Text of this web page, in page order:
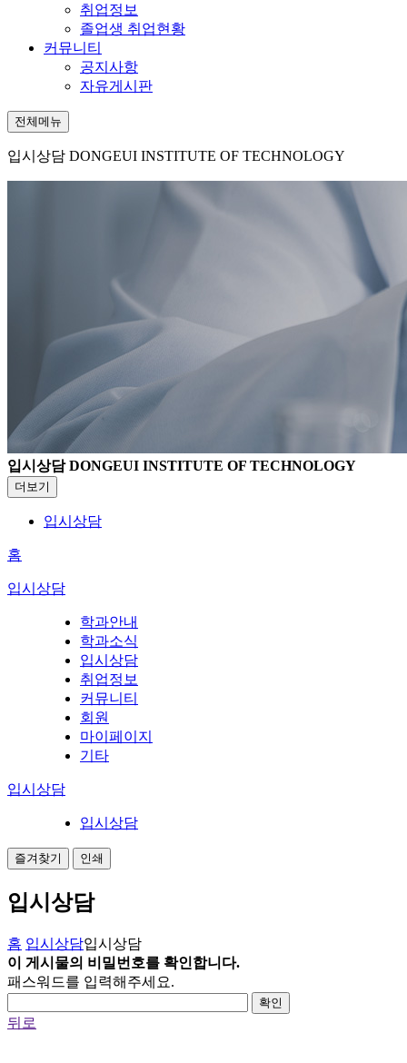
취업정보
졸업생 취업현황
커뮤니티
공지사항
자유게시판
전체메뉴
입시상담 DONGEUI INSTITUTE OF TECHNOLOGY
입시상담DONGEUI INSTITUTE OF TECHNOLOGY
더보기
입시상담
홈
입시상담
학과안내
학과소식
입시상담
취업정보
커뮤니티
회원
마이페이지
기타
입시상담
입시상담
즐겨찾기 인쇄
입시상담
홈 입시상담입시상담
이 게시물의 비밀번호를 확인합니다.
패스워드를 입력해주세요.
확인
뒤로